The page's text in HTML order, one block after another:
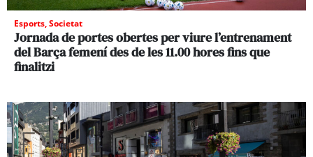
Esports,Societat
Jornada de portes obertes per viure l’entrenament
del Barça femení des de les 11.00 hores fins que
finalitzi